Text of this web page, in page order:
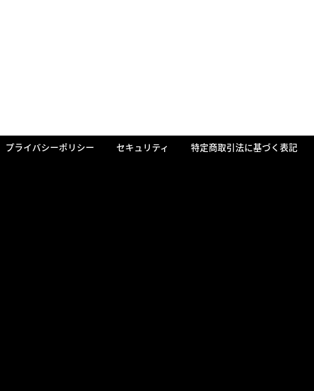
プライバシーポリシー セキュリティ
特定商取引法に基づく表記